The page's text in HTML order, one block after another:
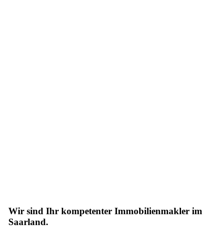
Wir sind Ihr kompetenter Immobilienmakler im
Saarland.